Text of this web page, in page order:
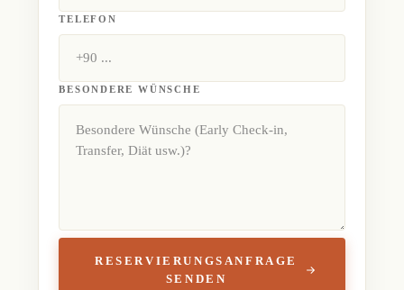
TELEFON
BESONDERE WÜNSCHE
RESERVIERUNGSANFRAGE
SENDEN